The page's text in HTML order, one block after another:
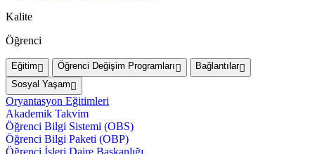
Kalite
Öğrenci
Eğitim Öğrenci Değişim Programları
Bağlantılar
Sosyal Yaşam
Oryantasyon Eğitimleri
Akademik Takvim
Öğrenci Bilgi Sistemi (OBS)
Öğrenci Bilgi Paketi (OBP)